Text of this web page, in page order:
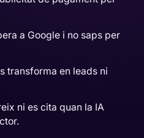
a Google i no saps per
transforma en leads ni
ni es cita quan la IA